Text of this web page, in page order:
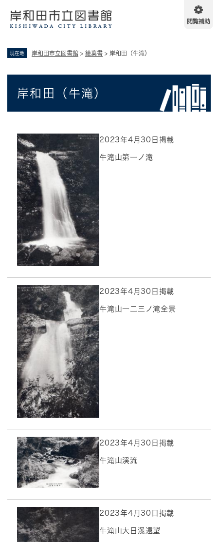
現在地 岸和田市立図書館 > 絵葉書 > 岸和田（牛滝）
岸和田（牛滝）
2023年4月30日掲載
牛滝山第一ノ滝
2023年4月30日掲載
牛滝山一二三ノ滝全景
2023年4月30日掲載
牛滝山渓流
2023年4月30日掲載
牛滝山大日瀑遠望